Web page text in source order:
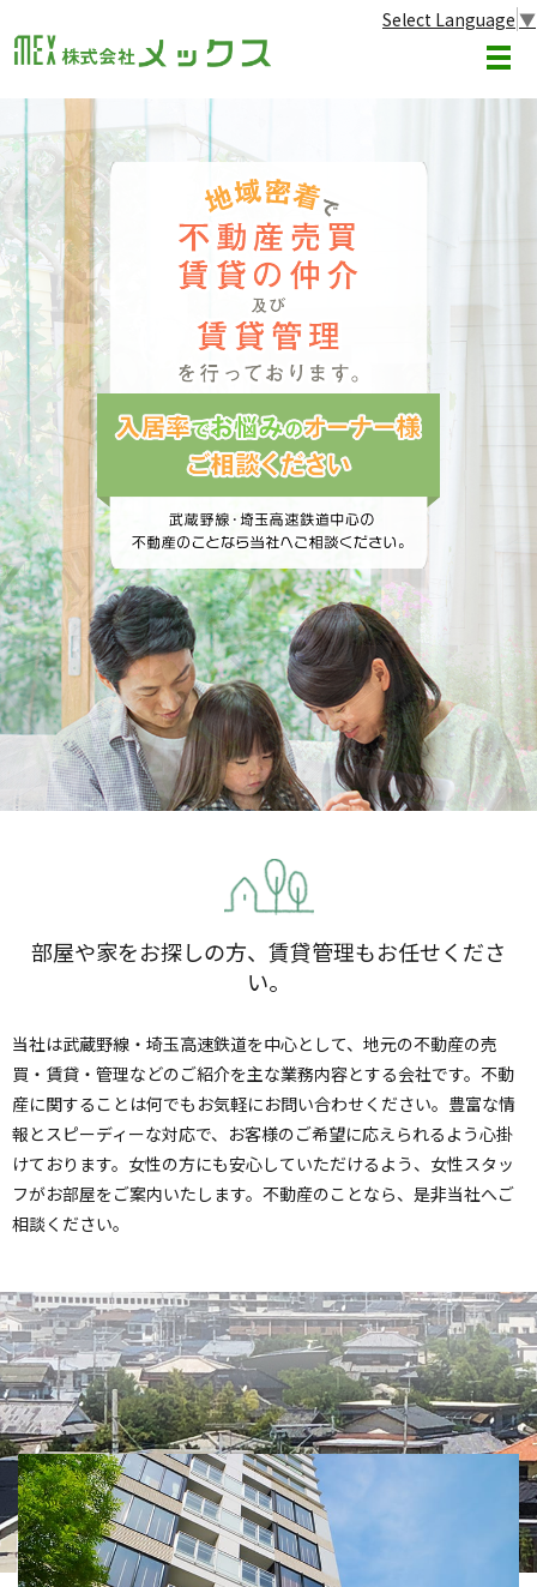
Select Language ▼
メ
部屋や家をお探しの方、賃貸管理もお任せくださ
い。
当社は武蔵野線・埼玉高速鉄道を中心として、地元の不動産の売
買・賃貸・管理などのご紹介を主な業務内容とする会社です。不動
産に関することは何でもお気軽にお問い合わせください。豊富な情
報とスピーディーな対応で、お客様のご希望に応えられるよう心掛
けております。女性の方にも安心していただけるよう、女性スタッ
フがお部屋をご案内いたします。不動産のことなら、是非当社へご
相談ください。